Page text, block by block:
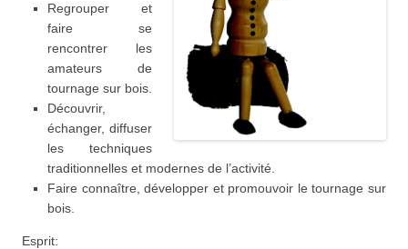
Regrouper et
faire se
rencontrer les
amateurs de
tournage sur bois.
Découvrir,
échanger, diffuser
les techniques
traditionnelles et modernes de l’activité.
Faire connaître, développer et promouvoir le tournage sur
bois.
Esprit: